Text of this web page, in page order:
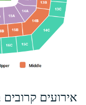
אירועים